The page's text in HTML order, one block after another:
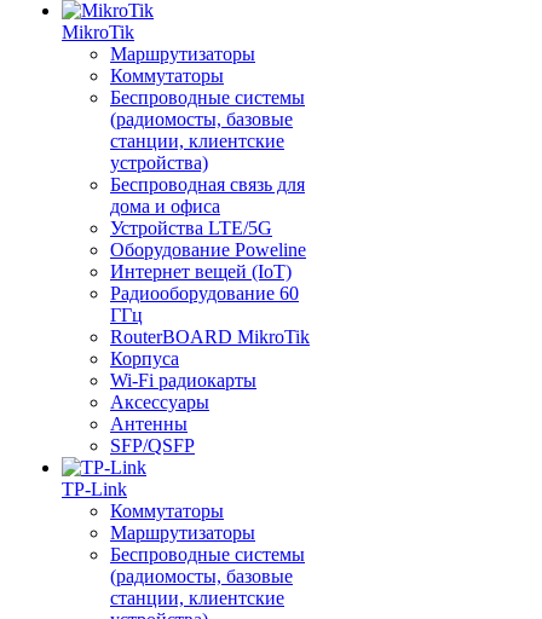
MikroTik
Маршрутизаторы
Коммутаторы
Беспроводные системы
(радиомосты, базовые
станции, клиентские
устройства)
Беспроводная связь для
дома и офиса
Устройства LTE/5G
Оборудование Poweline
Интернет вещей (IoT)
Радиооборудование 60
ГГц
RouterBOARD MikroTik
Корпуса
Wi-Fi радиокарты
Аксессуары
Антенны
SFP/QSFP
TP-Link
Коммутаторы
Маршрутизаторы
Беспроводные системы
(радиомосты, базовые
станции, клиентские